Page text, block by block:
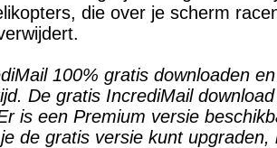
die over je scherm
100% gratis downloaden
De gratis IncrediMail
is een Premium versie
de gratis versie kunt